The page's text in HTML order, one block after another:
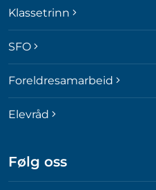
Klassetrinn
SFO
Foreldresamarbeid
Elevråd
Følg oss